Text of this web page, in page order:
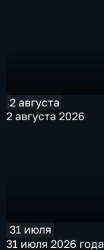
2 августа
2 августа 2026
31 июля
31 июля 2026 года